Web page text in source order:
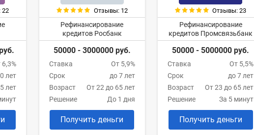
22
лет
лет
Отзывы: 12
Рефинансирование
кредитов Росбанк
50000 - 3000000 руб.
Ставка
От 5,9%
Срок
до 7 лет
Возраст
От 22 до 65 лет
Решение
До 1 дня
Получить деньги
Отзывы: 23
Рефинансирование
кредитов Промсвязьбанк
50000 - 5000000 руб.
Ставка
От 5,5%
Срок
до 7 лет
Возраст
От 23 до 65 лет
Решение
За 5 минут
Получить деньги